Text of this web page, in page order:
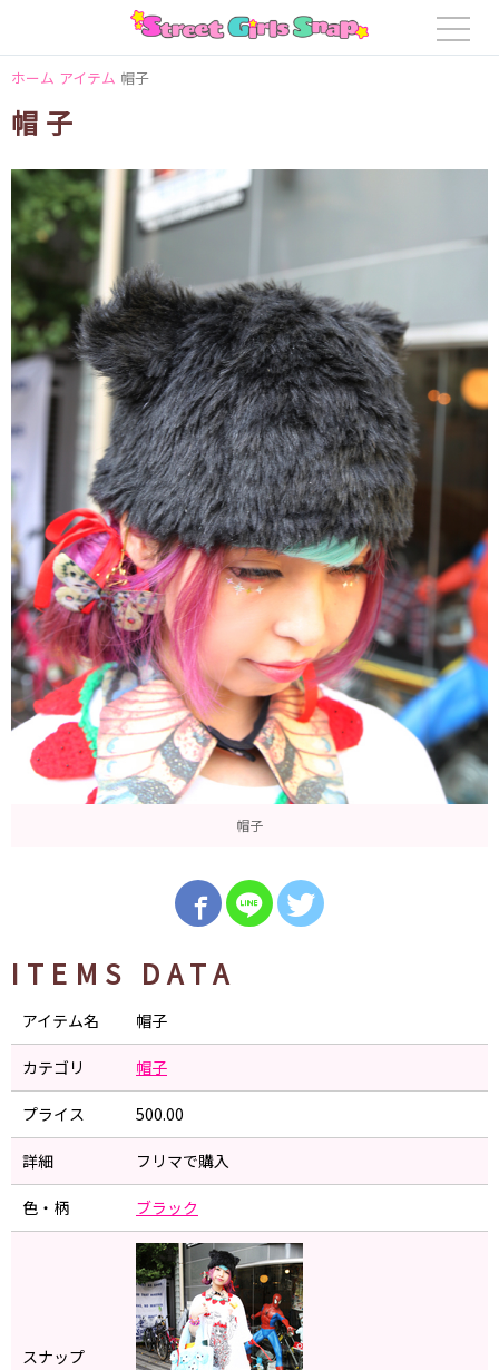
ホーム アイテム 帽子
帽子
帽子
ITEMS DATA
アイテム名 帽子
カテゴリ 帽子
プライス 500.00
詳細 フリマで購入
色・柄 ブラック
スナップ